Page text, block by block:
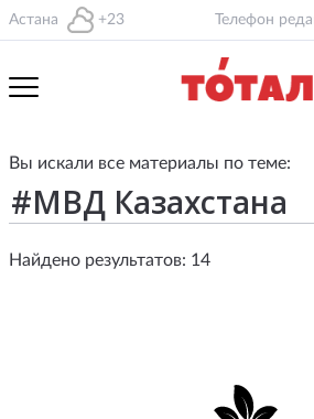
Астана +23 Телефон
Вы искали все материалы по теме:
Найдено результатов: 14